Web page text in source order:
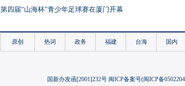
第四届“山海杯”青少年足球赛在厦门开幕
集美区打造职工子女暑期系列活动 为职工家庭幸福“加码”
集美大学音乐学院实践队赴内蒙古 以艺术牵起文化交融纽带
原创 热词 政务 福建 台海 国内
国新办发函[2001]232号 闽ICP备案号(闽ICP备